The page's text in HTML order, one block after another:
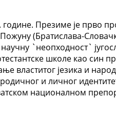
Презиме је прво
(Братислава-
`неопходност`
школе као син
властитог језика и
и личног
националном